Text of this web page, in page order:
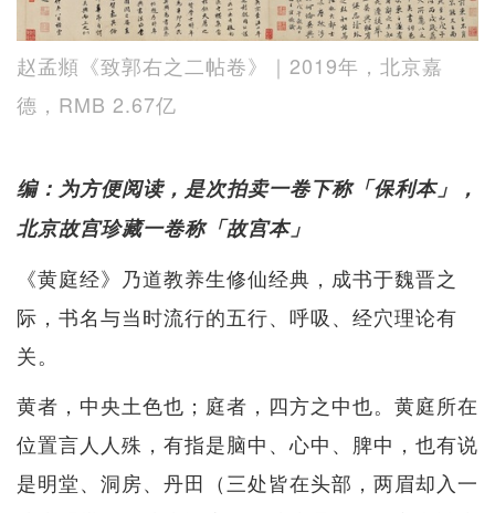
赵孟頫《致郭右之二帖卷》｜2019年，北京嘉
德，RMB 2.67亿
编：为方便阅读，是次拍卖一卷下称「保利本」，
北京故宫珍藏一卷称「故宫本」
《黄庭经》乃道教养生修仙经典，成书于魏晋之
际，书名与当时流行的五行、呼吸、经穴理论有
关。
黄者，中央土色也；庭者，四方之中也。黄庭所在
位置言人人殊，有指是脑中、心中、脾中，也有说
是明堂、洞房、丹田（三处皆在头部，两眉却入一